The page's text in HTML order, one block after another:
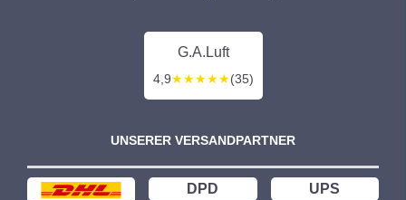
G.A.Luft
4,9★★★★★(35)
UNSERER VERSANDPARTNER
DPD UPS